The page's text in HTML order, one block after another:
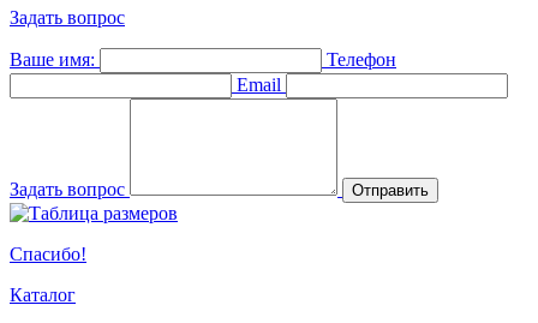
Задать вопрос
Ваше имя:
Телефон
Email
Задать вопрос Отправить
Спасибо!
Каталог